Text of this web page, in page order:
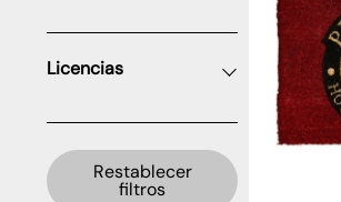
Licencias
Restablecer
filtros